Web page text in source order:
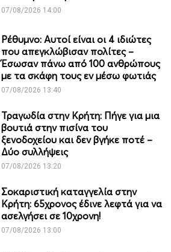
07/08/2026 14:00
Ρέθυμνο: Αυτοί είναι οι 4 ιδιώτες
που απεγκλώβισαν πολίτες –
Έσωσαν πάνω από 100 ανθρώπους
με τα σκάφη τους εν μέσω φωτιάς
07/08/2026 13:40
Τραγωδία στην Κρήτη: Πήγε για μια
βουτιά στην πισίνα του
ξενοδοχείου και δεν βγήκε ποτέ –
Δύο συλλήψεις
07/08/2026 13:20
Σοκαριστική καταγγελία στην
Κρήτη: 65χρονος έδινε λεφτά για να
ασελγήσει σε 10χρονη!
07/08/2026 13:00